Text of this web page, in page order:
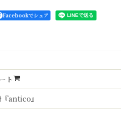
Facebookでシェア
ト
antico』